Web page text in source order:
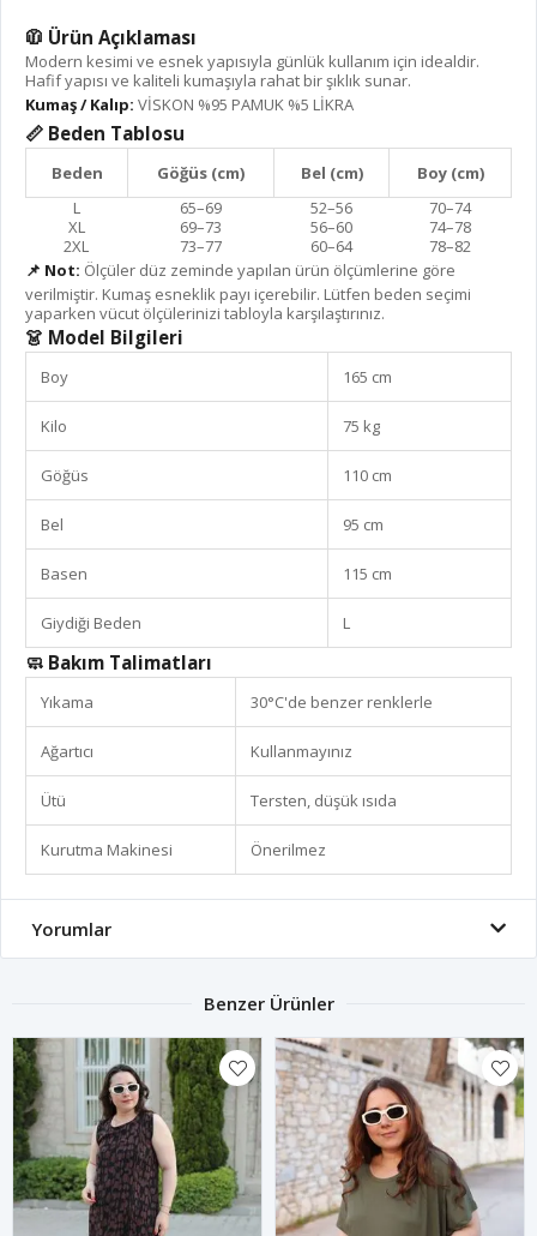
🧥 Ürün Açıklaması
Modern kesimi ve esnek yapısıyla günlük kullanım için idealdir.
Hafif yapısı ve kaliteli kumaşıyla rahat bir şıklık sunar.
Kumaş / Kalıp: VİSKON %95 PAMUK %5 LİKRA
📏 Beden Tablosu
Beden Göğüs (cm) Bel (cm)
Boy (cm)
L
65–69 52–56
70–74
XL
69–73 56–60
74–78
2XL
73–77 60–64
78–82
📌 Not: Ölçüler düz zeminde yapılan ürün ölçümlerine göre
verilmiştir. Kumaş esneklik payı içerebilir. Lütfen beden seçimi
yaparken vücut ölçülerinizi tabloyla karşılaştırınız.
👗 Model Bilgileri
Boy 165 cm
Kilo 75 kg
Göğüs 110 cm
Bel 95 cm
Basen 115 cm
Giydiği Beden L
🧼 Bakım Talimatları
Yıkama 30°C'de benzer renklerle
Ağartıcı Kullanmayınız
Ütü Tersten, düşük ısıda
Kurutma Makinesi Önerilmez
Yorumlar
Benzer Ürünler